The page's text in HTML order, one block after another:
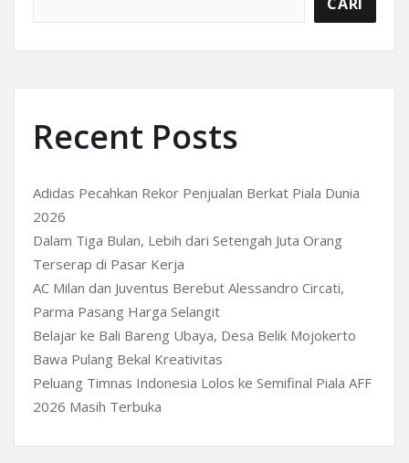
Recent Posts
Adidas Pecahkan Rekor Penjualan Berkat Piala Dunia
2026
Dalam Tiga Bulan, Lebih dari Setengah Juta Orang
Terserap di Pasar Kerja
AC Milan dan Juventus Berebut Alessandro Circati,
Parma Pasang Harga Selangit
Belajar ke Bali Bareng Ubaya, Desa Belik Mojokerto
Bawa Pulang Bekal Kreativitas
Peluang Timnas Indonesia Lolos ke Semifinal Piala AFF
2026 Masih Terbuka